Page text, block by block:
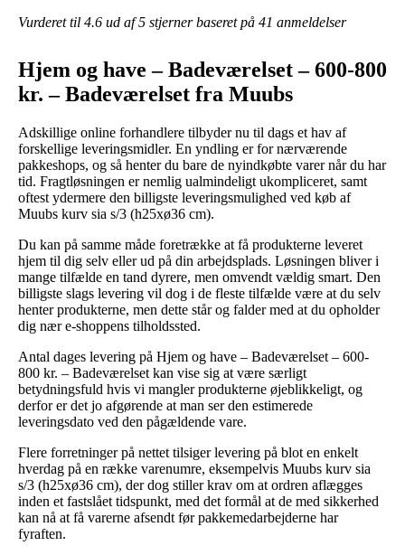
Vurderet til 4.6 ud af 5 stjerner baseret på 41 anmeldelser
Hjem og have – Badeværelset – 600-800
kr. – Badeværelset fra Muubs
Adskillige online forhandlere tilbyder nu til dags et hav af
forskellige leveringsmidler. En yndling er for nærværende
pakkeshops, og så henter du bare de nyindkøbte varer når du har
tid. Fragtløsningen er nemlig ualmindeligt ukompliceret, samt
oftest ydermere den billigste leveringsmulighed ved køb af
Muubs kurv sia s/3 (h25xø36 cm).
Du kan på samme måde foretrække at få produkterne leveret
hjem til dig selv eller ud på din arbejdsplads. Løsningen bliver i
mange tilfælde en tand dyrere, men omvendt vældig smart. Den
billigste slags levering vil dog i de fleste tilfælde være at du selv
henter produkterne, men dette står og falder med at du opholder
dig nær e-shoppens tilholdssted.
Antal dages levering på Hjem og have – Badeværelset – 600-
800 kr. – Badeværelset kan vise sig at være særligt
betydningsfuld hvis vi mangler produkterne øjeblikkeligt, og
derfor er det jo afgørende at man ser den estimerede
leveringsdato ved den pågældende vare.
Flere forretninger på nettet tilsiger levering på blot en enkelt
hverdag på en række varenumre, eksempelvis Muubs kurv sia
s/3 (h25xø36 cm), der dog stiller krav om at ordren aflægges
inden et fastslået tidspunkt, med det formål at de med sikkerhed
kan nå at få varerne afsendt før pakkemedarbejderne har
fyraften.